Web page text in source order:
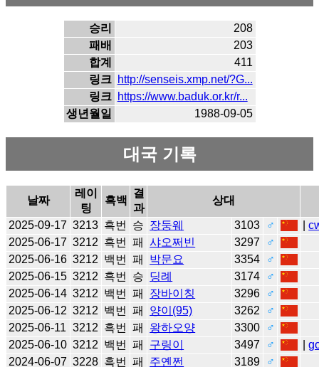
승리
208
패배
203
합계
411
링크 http://senseis.xmp.net/?G...
링크 https://www.baduk.or.kr/r...
생년월일
1988-09-05
대국 기록
날짜
레이
팅
흑백
결
과
상대
2025-09-17 3213 흑번 승 장둥웨 3103 ♂ |
2025-06-17 3212 흑번 패 샤오쩌빈 3297
♂
2025-06-16 3212 백번 패 박문요 3354
♂
2025-06-15 3212 흑번 승 딩례 3174
♂
2025-06-14 3212 백번 패 장바이칭 3296
♂
2025-06-12 3212 백번 패 양이(95) 3262
♂
2025-06-11 3212 흑번 패 왕하오양 3300
♂
2025-06-10 3212 백번 패 구링이 3497 ♂ |
2024-06-07 3228 흑번 패 주옌쩐 3189
♂